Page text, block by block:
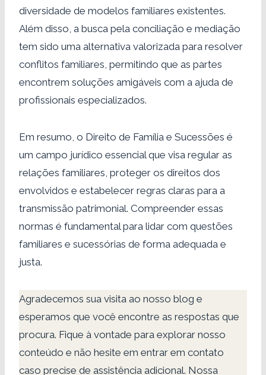
diversidade de modelos familiares existentes.
Além disso, a busca pela conciliação e mediação
tem sido uma alternativa valorizada para resolver
conflitos familiares, permitindo que as partes
encontrem soluções amigáveis com a ajuda de
profissionais especializados.
Em resumo, o Direito de Família e Sucessões é
um campo jurídico essencial que visa regular as
relações familiares, proteger os direitos dos
envolvidos e estabelecer regras claras para a
transmissão patrimonial. Compreender essas
normas é fundamental para lidar com questões
familiares e sucessórias de forma adequada e
justa.
Agradecemos sua visita ao nosso blog e
esperamos que você encontre as respostas que
procura. Fique à vontade para explorar nosso
conteúdo e não hesite em entrar em contato
caso precise de assistência adicional. Nossa